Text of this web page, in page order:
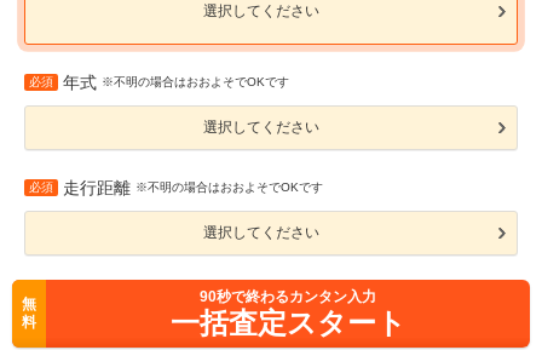
選択してください
必須 年式 ※不明の場合はおおよそでOKです
選択してください
必須 走行距離 ※不明の場合はおおよそでOKです
選択してください
無
料
90秒で終わるカンタン入力
一括査定スタート